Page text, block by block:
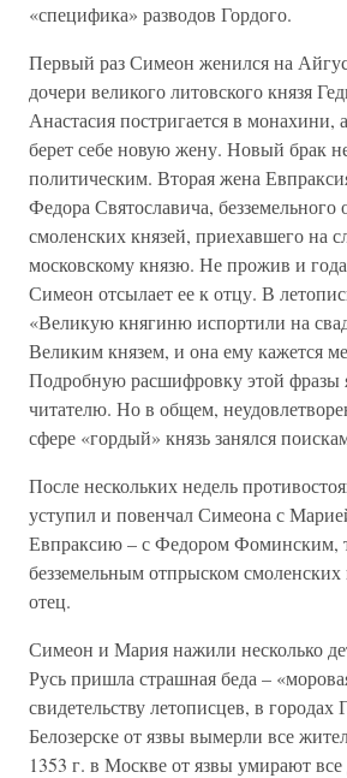
«специфика» разводов Гордого.
Первый раз Симеон женился на
дочери великого литовского князя
Анастасия постригается в монахини,
берет себе новую жену. Новый брак
политическим. Вторая жена
Федора Святославича, безземельного
смоленских князей, приехавшего на
московскому князю. Не прожив и
Симеон отсылает ее к отцу. В
«Великую княгиню испортили на
Великим князем, и она ему кажется
Подробную расшифровку этой фразы
читателю. Но в общем,
сфере «гордый» князь занялся
После нескольких недель
уступил и повенчал Симеона с
Евпраксию – с Федором Фоминским,
безземельным отпрыском смоленских
отец.
Симеон и Мария нажили несколько
Русь пришла страшная беда –
свидетельству летописцев, в городах
Белозерске от язвы вымерли все
1353 г. в Москве от язвы умирают